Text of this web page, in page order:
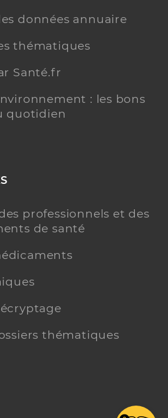
données annuaire
thématiques
Santé.fr
: les bons
quotidien
professionnels et des
de santé
thématiques